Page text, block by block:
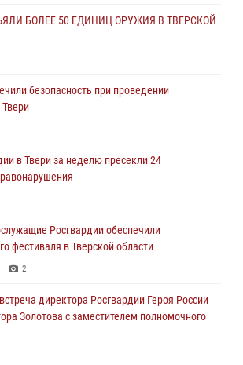
БОЛЕЕ 50 ЕДИНИЦ ОРУЖИЯ В ТВЕРСКОЙ
безопасность при проведении
в Твери за неделю пресекли 24
Росгвардии обеспечили
фестиваля в Тверской области
2
директора Росгвардии Героя России
Золотова с заместителем полномочного